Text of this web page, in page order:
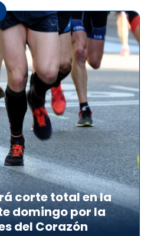
corte total en la
domingo por la
del Corazón